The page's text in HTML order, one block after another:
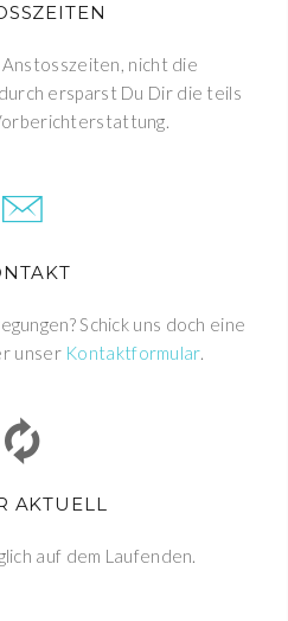
nicht die
ersparst Du Dir die teils
Schick uns doch eine
unser Kontaktformular.
AKTUELL
auf dem Laufenden.